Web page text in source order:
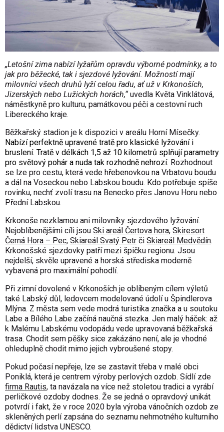
„Letošní zima nabízí lyžařům opravdu výborné podmínky, a to
jak pro běžecké, tak i sjezdové lyžování. Možností mají
milovníci všech druhů lyží celou řadu, ať už v Krkonoších,
Jizerských nebo Lužických horách,“uvedla Květa Vinklátová,
náměstkyně pro kulturu, památkovou péči a cestovní ruch
Libereckého kraje.
Běžkařský stadion je k dispozici v areálu Horní Mísečky.
Nabízí perfektně upravené tratě pro klasické lyžování i
bruslení. Tratě v délkách 1,5 až 10 kilometrů splňují parametry
pro světový pohár a nuda tak rozhodně nehrozí. Rozhodnout
se lze pro cestu, která vede hřebenovkou na Vrbatovu boudu
a dál na Voseckou nebo Labskou boudu. Kdo potřebuje spíše
rovinku, nechť zvolí trasu na Benecko přes Janovu Horu nebo
Přední Labskou.
Krkonoše nezklamou ani milovníky sjezdového lyžování.
Nejoblíbenějšími cíli jsou Ski areál Čertova hora, Skiresort
Černá Hora – Pec, Skiareál Svatý Petr či Skiareál Medvědín.
Krkonošské sjezdovky patří mezi špičku regionu. Jsou
nejdelší, skvěle upravené a horská střediska moderně
vybavená pro maximální pohodlí.
Při zimní dovolené v Krkonoších je oblíbeným cílem výletů
také Labský důl, ledovcem modelované údolí u Špindlerova
Mlýna. Z města sem vede modrá turistika značka a u soutoku
Labe a Bílého Labe začíná naučná stezka. Jen malý háček: až
k Malému Labskému vodopádu vede upravovaná běžkařská
trasa. Chodit sem pěšky sice zakázáno není, ale je vhodné
ohleduplně chodit mimo jejich vybroušené stopy.
Pokud počasí nepřeje, lze se zastavit třeba v malé obci
Poniklá, která je centrem výroby perlových ozdob. Sídlí zde
firma Rautis, ta navázala na více než stoletou tradici a vyrábí
perličkové ozdoby dodnes. Že se jedná o opravdový unikát
potvrdí i fakt, že v roce 2020 byla výroba vánočních ozdob ze
skleněných perlí zapsána do seznamu nehmotného kulturního
dědictví lidstva UNESCO.